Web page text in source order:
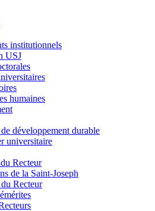
institutionnels
USJ
humaines
développement durable
universitaire
Recteur
de la Saint-Joseph
Recteur